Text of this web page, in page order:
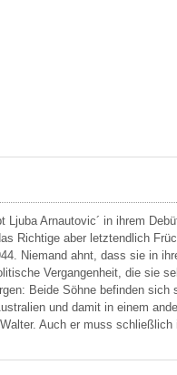
Arnautovic´ in ihrem
Richtige aber letztendlich
Niemand ahnt, dass sie in
Vergangenheit, die sie
Beide Söhne befinden sich
und damit in einem
Auch er muss